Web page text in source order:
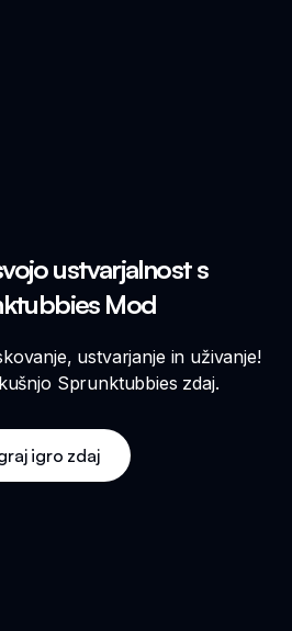
ustvarjalnost s
Mod
ustvarjanje in uživanje!
Sprunktubbies zdaj.
igro zdaj